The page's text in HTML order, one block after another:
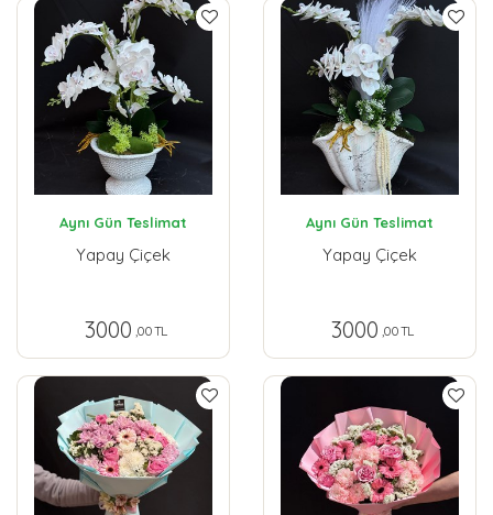
Aynı Gün Teslimat
Yapay Çiçek
3000 ,00 TL
Aynı Gün Teslimat
Yapay Çiçek
3000 ,00 TL